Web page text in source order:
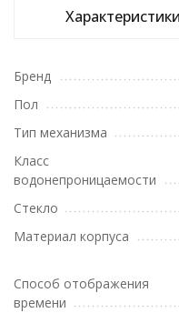
Характеристики
Бренд
Пол
Тип механизма
Класс
водонепроницаемости
Стекло
Материал корпуса
Способ отображения
времени